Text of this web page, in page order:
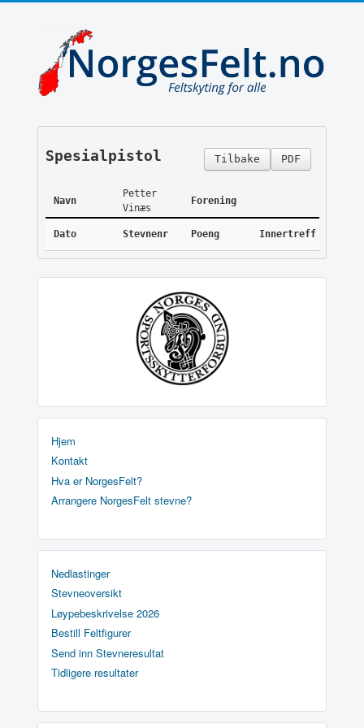
PDF
Tilbake
Spesialpistol
Navn
Petter
Vinæs
Forening
Dato Stevnenr Poeng Innertreff
Hjem
Kontakt
Hva er NorgesFelt?
Arrangere NorgesFelt stevne?
Nedlastinger
Stevneoversikt
Løypebeskrivelse 2026
Bestill Feltfigurer
Send inn Stevneresultat
Tidligere resultater